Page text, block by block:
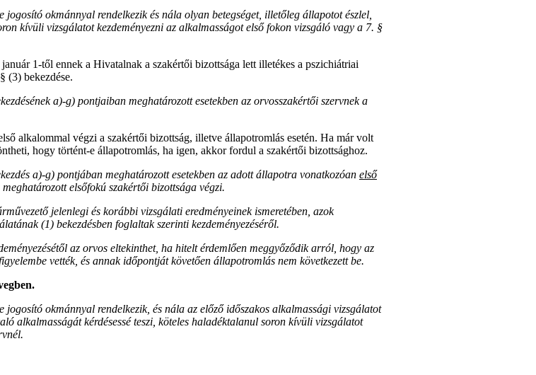
okmánnyal rendelkezik és nála olyan betegséget, illetőleg állapotot észlel,
kívüli vizsgálatot kezdeményezni az alkalmasságot első fokon vizsgáló vagy a 7. §
1-től ennek a Hivatalnak a szakértői bizottsága lett illetékes a pszichiátriai
(3) bekezdése.
a)-g) pontjaiban meghatározott esetekben az orvosszakértői szervnek a
alkalommal végzi a szakértői bizottság, illetve állapotromlás esetén. Ha már volt
hogy történt-e állapotromlás, ha igen, akkor fordul a szakértői bizottsághoz.
a)-g) pontjában meghatározott esetekben az adott állapotra vonatkozóan első
elsőfokú szakértői bizottsága végzi.
jelenlegi és korábbi vizsgálati eredményeinek ismeretében, azok
(1) bekezdésben foglaltak szerinti kezdeményezéséről.
az orvos eltekinthet, ha hitelt érdemlően meggyőződik arról, hogy az
vették, és annak időpontját követően állapotromlás nem következett be.
okmánnyal rendelkezik, és nála az előző időszakos alkalmassági vizsgálatot
alkalmasságát kérdésessé teszi, köteles haladéktalanul soron kívüli vizsgálatot